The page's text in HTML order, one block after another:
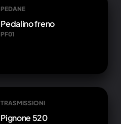
PEDANE
Pedalino freno
PF01
TRASMISSIONI
Pignone 520